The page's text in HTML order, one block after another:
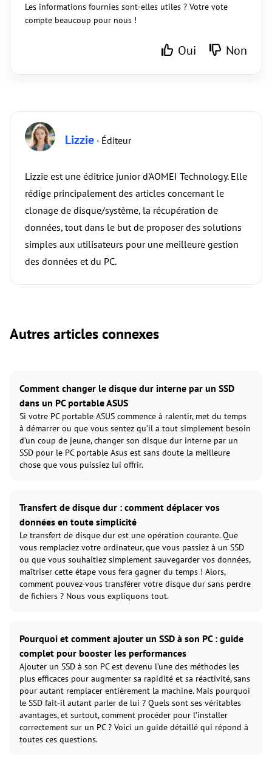
Les informations fournies sont-elles utiles ? Votre vote
compte beaucoup pour nous !
Oui Non
Lizzie · Éditeur
Lizzie est une éditrice junior d'AOMEI Technology. Elle
rédige principalement des articles concernant le
clonage de disque/système, la récupération de
données, tout dans le but de proposer des solutions
simples aux utilisateurs pour une meilleure gestion
des données et du PC.
Autres articles connexes
Comment changer le disque dur interne par un SSD
dans un PC portable ASUS
Si votre PC portable ASUS commence à ralentir, met du temps
à démarrer ou que vous sentez qu’il a tout simplement besoin
d’un coup de jeune, changer son disque dur interne par un
SSD pour le PC portable Asus est sans doute la meilleure
chose que vous puissiez lui offrir.
Transfert de disque dur : comment déplacer vos
données en toute simplicité
Le transfert de disque dur est une opération courante. Que
vous remplaciez votre ordinateur, que vous passiez à un SSD
ou que vous souhaitiez simplement sauvegarder vos données,
maîtriser cette étape vous fera gagner du temps ! Alors,
comment pouvez-vous transférer votre disque dur sans perdre
de fichiers ? Nous vous expliquons tout.
Pourquoi et comment ajouter un SSD à son PC : guide
complet pour booster les performances
Ajouter un SSD à son PC est devenu l’une des méthodes les
plus efficaces pour augmenter sa rapidité et sa réactivité, sans
pour autant remplacer entièrement la machine. Mais pourquoi
le SSD fait-il autant parler de lui ? Quels sont ses véritables
avantages, et surtout, comment procéder pour l’installer
correctement sur un PC ? Voici un guide détaillé qui répond à
toutes ces questions.